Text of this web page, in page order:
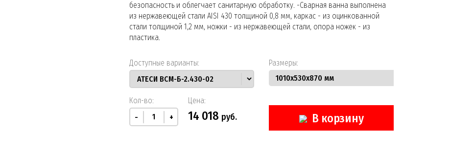
безопасность и облегчает санитарную обработку. -Сварная ванна выполнена
из нержавеющей стали AISI 430 толщиной 0,8 мм, каркас - из оцинкованной
стали толщиной 1,2 мм, ножки - из нержавеющей стали, опора ножек - из
пластика.
Доступные варианты: Размеры:
Кол-во:
-
+
Цена:
14 018 руб. В корзину